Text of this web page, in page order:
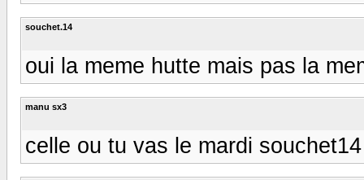
souchet.14
oui la meme hutte mais pas la
manu sx3
celle ou tu vas le mardi souchet14